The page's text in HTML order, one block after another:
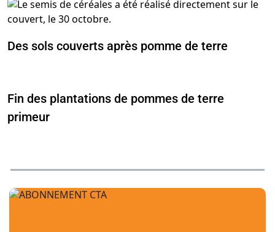
Des sols couverts après pomme de terre
Fin des plantations de pommes de terre
primeur